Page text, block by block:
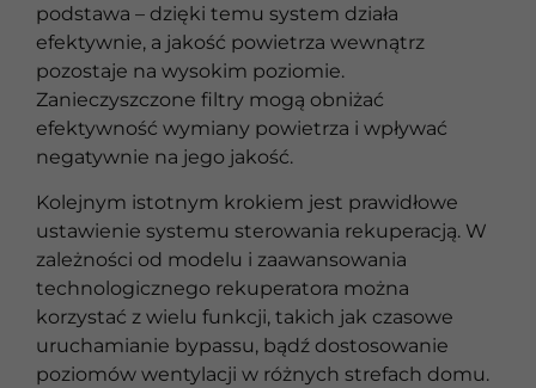
podstawa – dzięki temu system działa
efektywnie, a jakość powietrza wewnątrz
pozostaje na wysokim poziomie.
Zanieczyszczone filtry mogą obniżać
efektywność wymiany powietrza i wpływać
negatywnie na jego jakość.
Kolejnym istotnym krokiem jest prawidłowe
ustawienie systemu sterowania rekuperacją. W
zależności od modelu i zaawansowania
technologicznego rekuperatora można
korzystać z wielu funkcji, takich jak czasowe
uruchamianie bypassu, bądź dostosowanie
poziomów wentylacji w różnych strefach domu.